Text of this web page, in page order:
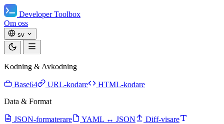
Developer Toolbox
Om oss
sv
Kodning & Avkodning
Base64 URL-kodare
HTML-kodare
Data & Format
JSON-formaterare YAML ↔ JSON
Diff-visare